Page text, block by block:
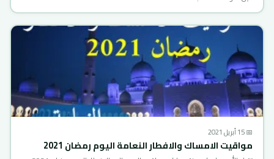
📅 15 أبريل 2021
مواقيت الامساك والافطار النعامة اليوم رمضان 2021